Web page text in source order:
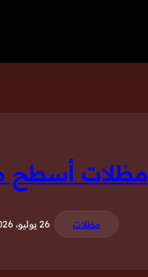
مظلات أسطح
مظلات 26 يوليو، 2026